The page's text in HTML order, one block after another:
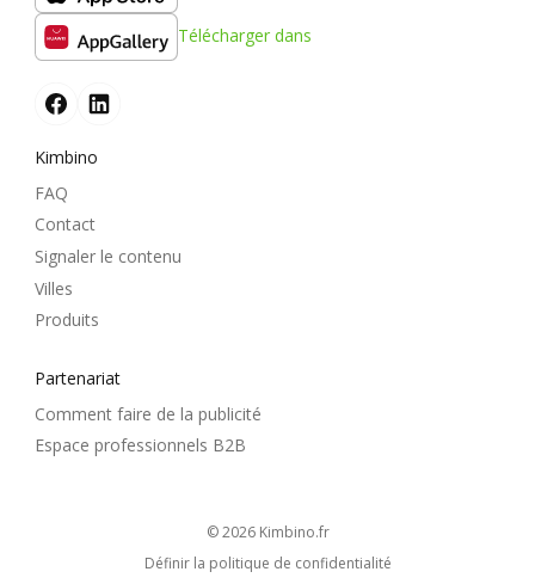
Télécharger dans
Kimbino
FAQ
Contact
Signaler le contenu
Villes
Produits
Partenariat
Comment faire de la publicité
Espace professionnels B2B
© 2026 kimbino.fr
Définir la politique de confidentialité